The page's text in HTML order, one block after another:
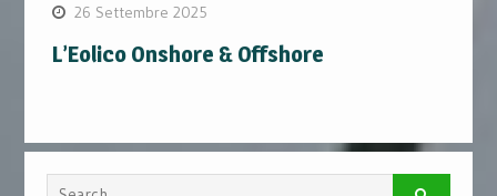
26 Settembre 2025
L’Eolico Onshore & Offshore
Search